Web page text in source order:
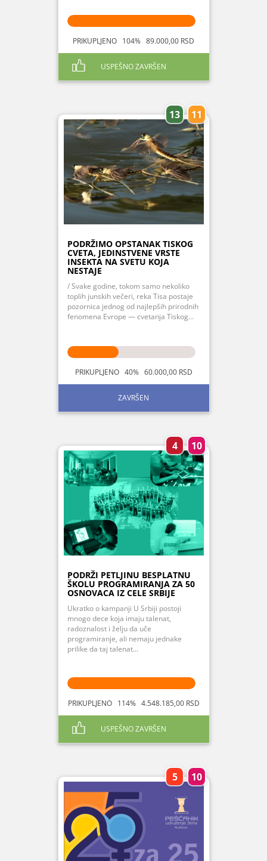
PRIKUPLJENO 104% 89.000,00 RSD
USPEŠNO ZAVRŠEN
13 11
PODRŽIMO OPSTANAK TISKOG
CVETA, JEDINSTVENE VRSTE
INSEKTA NA SVETU KOJA
NESTAJE
/ Svake godine, tokom samo nekoliko
toplih junskih večeri, reka Tisa postaje
pozornica jednog od najlepših prirodnih
fenomena Evrope — cvetanja Tiskog...
PRIKUPLJENO 40% 60.000,00 RSD
ZAVRŠEN
4 10
PODRŽI PETLJINU BESPLATNU
ŠKOLU PROGRAMIRANJA ZA 50
OSNOVACA IZ CELE SRBIJE
Ukratko o kampanji U Srbiji postoji
mnogo dece koja imaju talenat,
radoznalost i želju da uče
programiranje, ali nemaju jednake
prilike da taj talenat...
PRIKUPLJENO 114% 4.548.185,00 RSD
USPEŠNO ZAVRŠEN
5 10